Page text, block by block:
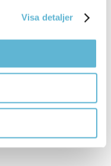
Visa detaljer